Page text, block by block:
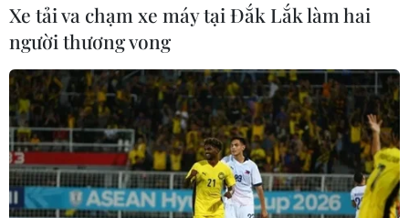
Kon Tum: Nhà máy nghìn tỷ đồng nhưng
xử lý rác thải thủ công
17/01/2021 03:06
Việc nhà máy xử lý rác có mức đầu tư hơn 1.400 tỷ
đồng nhưng lại xử lý theo kiểu thủ công đã gây ô nhiễm
Xe tải va chạm xe máy tại Đắk Lắk làm hai
người thương vong